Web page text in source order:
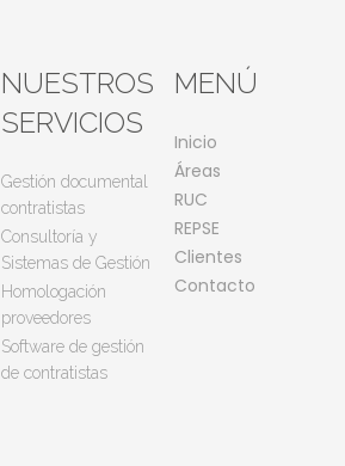
NUESTROS
SERVICIOS
Gestión documental
contratistas
Consultoría y
Sistemas de Gestión
Homologación
proveedores
Software de gestión
de contratistas
MENÚ
Inicio
Áreas
RUC
REPSE
Clientes
Contacto